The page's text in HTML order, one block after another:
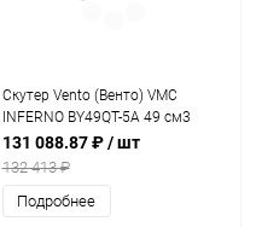
Скутер Vento (Венто) VMC
INFERNO BY49QT-5A 49 см3
СЕРИЯ Т1700 VIN BLACK
131 088.87 ₽/ шт
132 413 ₽
Подробнее